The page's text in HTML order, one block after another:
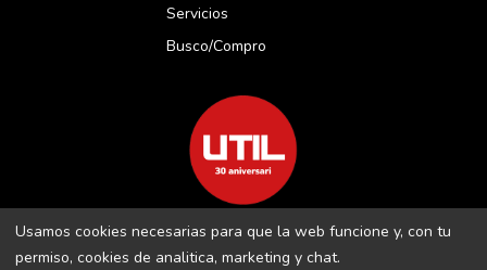
Usamos cookies necesarias para que la web funcione y, con tu
permiso, cookies de analitica, marketing y chat.
Servicios
Busco/compro
REVISTA UTIL MENORCA S.L C/ BORJA MOLL, 18 · 07703 MAÓ-